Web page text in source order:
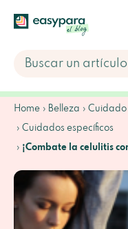
Home Belleza Cuidado
Cuidados específicos
¡Combate la celulitis